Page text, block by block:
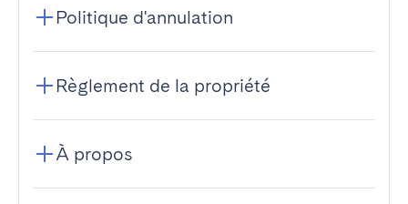
Politique d'annulation
Règlement de la propriété
À propos